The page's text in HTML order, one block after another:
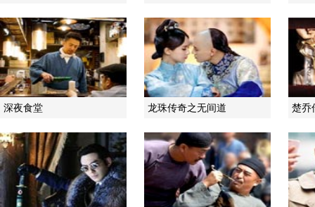
深夜食堂 龙珠传奇之无间道 楚乔